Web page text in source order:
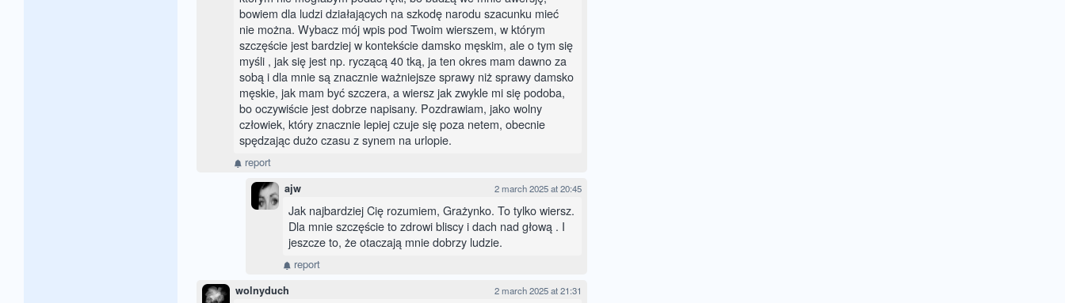
bowiem dla ludzi działających na szkodę narodu szacunku mieć
nie można. Wybacz mój wpis pod Twoim wierszem, w którym
szczęście jest bardziej w kontekście damsko męskim, ale o tym się
myśli , jak się jest np. ryczącą 40 tką, ja ten okres mam dawno za
sobą i dla mnie są znacznie ważniejsze sprawy niż sprawy damsko
męskie, jak mam być szczera, a wiersz jak zwykle mi się podoba,
bo oczywiście jest dobrze napisany. Pozdrawiam, jako wolny
człowiek, który znacznie lepiej czuje się poza netem, obecnie
spędzając dużo czasu z synem na urlopie.
report
ajw 2 march 2025 at 20:45
Jak najbardziej Cię rozumiem, Grażynko. To tylko wiersz.
Dla mnie szczęście to zdrowi bliscy i dach nad głową . I
jeszcze to, że otaczają mnie dobrzy ludzie.
report
wolnyduch 2 march 2025 at 21:31